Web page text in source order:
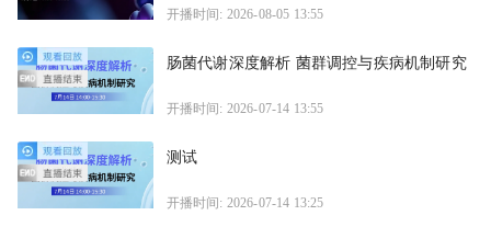
开播时间: 2026-08-05 13:55
肠菌代谢深度解析 菌群调控与疾病机制研究
开播时间: 2026-07-14 13:55
测试
开播时间: 2026-07-14 13:25